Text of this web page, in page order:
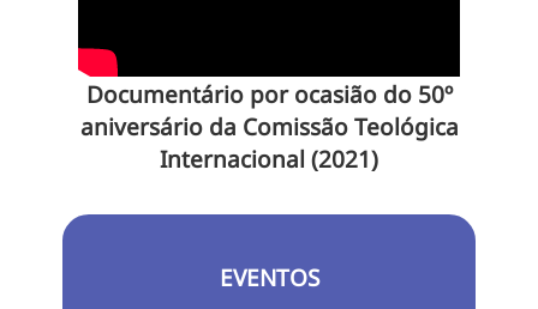
Documentário por ocasião do 50º
aniversário da Comissão Teológica
Internacional (2021)
EVENTOS